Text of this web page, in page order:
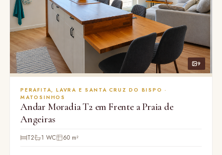
9
PERAFITA, LAVRA E SANTA CRUZ DO BISPO ·
MATOSINHOS
Andar Moradia T2 em Frente a Praia de
Angeiras
T2 1 WC 60 m²